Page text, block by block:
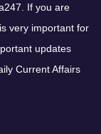
If you are
very important for
updates
Current Affairs